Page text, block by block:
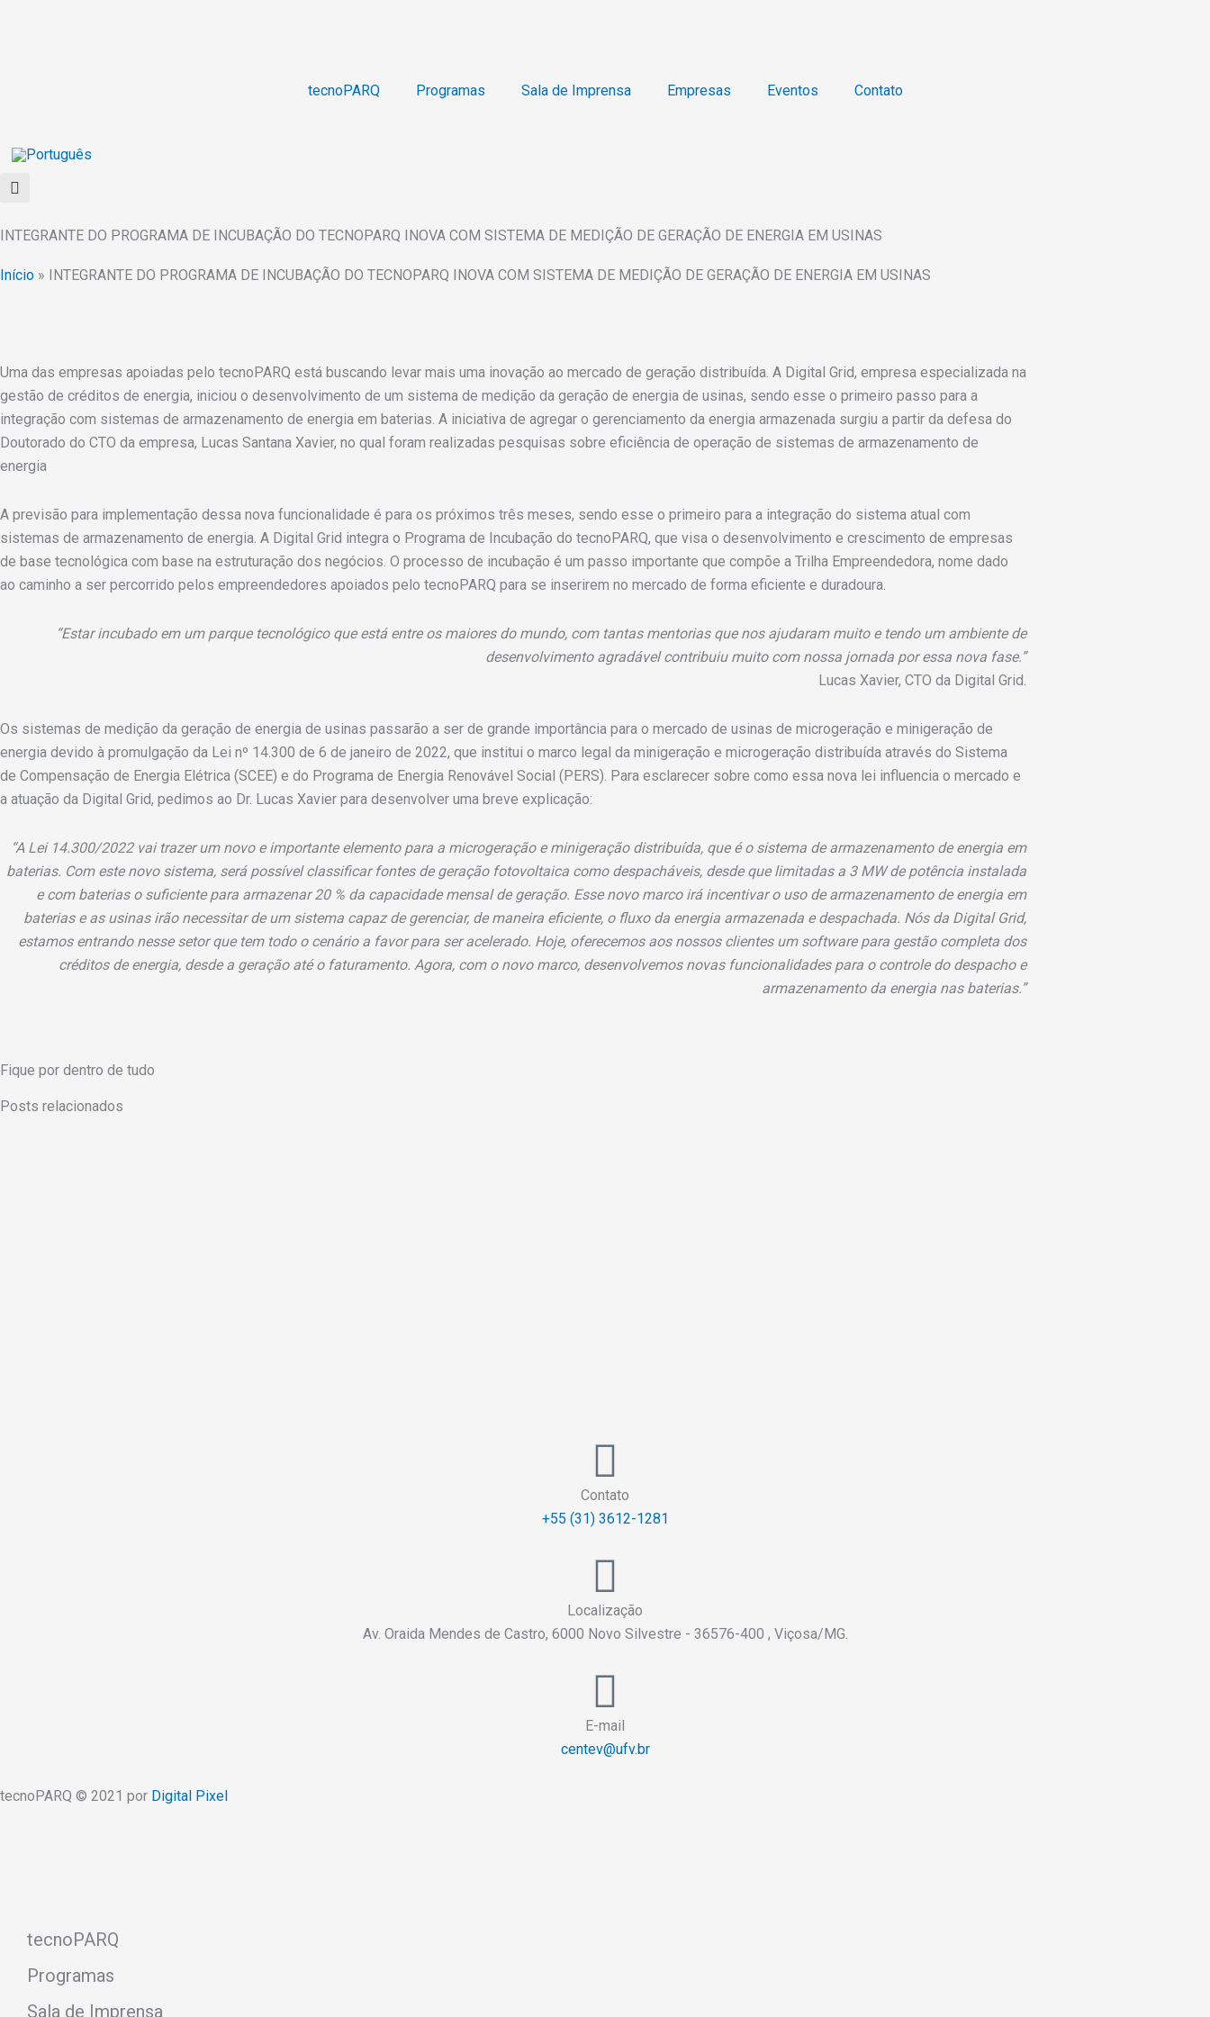
tecnoPARQ Programas Sala de Imprensa Empresas Eventos Contato
INTEGRANTE DO PROGRAMA DE INCUBAÇÃO DO TECNOPARQ INOVA COM SISTEMA DE MEDIÇÃO DE GERAÇÃO DE ENERGIA EM USINAS
Início » INTEGRANTE DO PROGRAMA DE INCUBAÇÃO DO TECNOPARQ INOVA COM SISTEMA DE MEDIÇÃO DE GERAÇÃO DE ENERGIA EM USINAS
Uma das empresas apoiadas pelo tecnoPARQ está buscando levar mais uma inovação ao mercado de geração distribuída. A Digital Grid, empresa especializada na
gestão de créditos de energia, iniciou o desenvolvimento de um sistema de medição da geração de energia de usinas, sendo esse o primeiro passo para a
integração com sistemas de armazenamento de energia em baterias. A iniciativa de agregar o gerenciamento da energia armazenada surgiu a partir da defesa do
Doutorado do CTO da empresa, Lucas Santana Xavier, no qual foram realizadas pesquisas sobre eficiência de operação de sistemas de armazenamento de
energia
A previsão para implementação dessa nova funcionalidade é para os próximos três meses, sendo esse o primeiro para a integração do sistema atual com
sistemas de armazenamento de energia. A Digital Grid integra o Programa de Incubação do tecnoPARQ, que visa o desenvolvimento e crescimento de empresas
de base tecnológica com base na estruturação dos negócios. O processo de incubação é um passo importante que compõe a Trilha Empreendedora, nome dado
ao caminho a ser percorrido pelos empreendedores apoiados pelo tecnoPARQ para se inserirem no mercado de forma eficiente e duradoura.
“Estar incubado em um parque tecnológico que está entre os maiores do mundo, com tantas mentorias que nos ajudaram muito e tendo um ambiente de
desenvolvimento agradável contribuiu muito com nossa jornada por essa nova fase.”
Lucas Xavier, CTO da Digital Grid.
Os sistemas de medição da geração de energia de usinas passarão a ser de grande importância para o mercado de usinas de microgeração e minigeração de
energia devido à promulgação da Lei nº 14.300 de 6 de janeiro de 2022, que institui o marco legal da minigeração e microgeração distribuída através do Sistema
de Compensação de Energia Elétrica (SCEE) e do Programa de Energia Renovável Social (PERS). Para esclarecer sobre como essa nova lei influencia o mercado e
a atuação da Digital Grid, pedimos ao Dr. Lucas Xavier para desenvolver uma breve explicação:
“A Lei 14.300/2022 vai trazer um novo e importante elemento para a microgeração e minigeração distribuída, que é o sistema de armazenamento de energia em
baterias. Com este novo sistema, será possível classificar fontes de geração fotovoltaica como despacháveis, desde que limitadas a 3 MW de potência instalada
e com baterias o suficiente para armazenar 20 % da capacidade mensal de geração. Esse novo marco irá incentivar o uso de armazenamento de energia em
baterias e as usinas irão necessitar de um sistema capaz de gerenciar, de maneira eficiente, o fluxo da energia armazenada e despachada. Nós da Digital Grid,
estamos entrando nesse setor que tem todo o cenário a favor para ser acelerado. Hoje, oferecemos aos nossos clientes um software para gestão completa dos
créditos de energia, desde a geração até o faturamento. Agora, com o novo marco, desenvolvemos novas funcionalidades para o controle do despacho e
armazenamento da energia nas baterias.”
Fique por dentro de tudo
Posts relacionados
Contato
+55 (31) 3612-1281
Localização
Av. Oraida Mendes de Castro, 6000 Novo Silvestre - 36576-400 , Viçosa/MG.
E-mail
centev@ufv.br
tecnoPARQ © 2021 por Digital Pixel
tecnoPARQ
Programas
Sala de Imprensa